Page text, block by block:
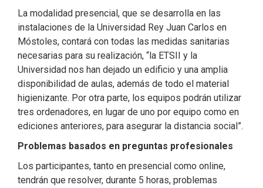
La modalidad presencial, que se desarrolla en las
instalaciones de la Universidad Rey Juan Carlos en
Móstoles, contará con todas las medidas sanitarias
necesarias para su realización, “la ETSII y la
Universidad nos han dejado un edificio y una amplia
disponibilidad de aulas, además de todo el material
higienizante. Por otra parte, los equipos podrán utilizar
tres ordenadores, en lugar de uno por equipo como en
ediciones anteriores, para asegurar la distancia social”.
Problemas basados en preguntas profesionales
Los participantes, tanto en presencial como online,
tendrán que resolver, durante 5 horas, problemas